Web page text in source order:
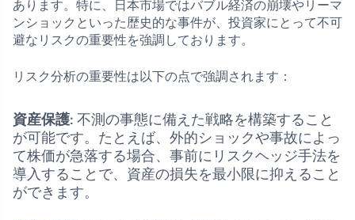
あります。特に、日本市場ではバブル経済の崩壊やリーマ
ンショックといった歴史的な事件が、投資家にとって不可
避なリスクの重要性を強調しております。
リスク分析の重要性は以下の点で強調されます：
資産保護: 不測の事態に備えた戦略を構築すること
が可能です。たとえば、外的ショックや事故によっ
て株価が急落する場合、事前にリスクヘッジ手法を
導入することで、資産の損失を最小限に抑えること
ができます。